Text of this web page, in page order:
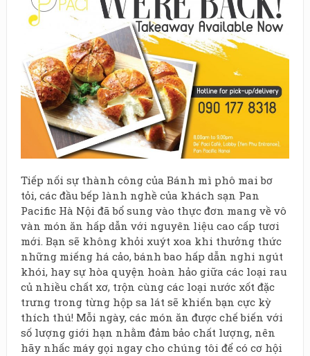
Tiếp nối sự thành công của Bánh mì phô mai bơ
tỏi, các đầu bếp lành nghề của khách sạn Pan
Pacific Hà Nội đã bổ sung vào thực đơn mang về vô
vàn món ăn hấp dẫn với nguyên liệu cao cấp tươi
mới. Bạn sẽ không khỏi xuýt xoa khi thưởng thức
những miếng há cảo, bánh bao hấp dẫn nghi ngút
khói, hay sự hòa quyện hoàn hảo giữa các loại rau
củ nhiều chất xơ, trộn cùng các loại nước xốt đặc
trưng trong từng hộp sa lát sẽ khiến bạn cực kỳ
thích thú! Mỗi ngày, các món ăn được chế biến với
số lượng giới hạn nhằm đảm bảo chất lượng, nên
hãy nhấc máy gọi ngay cho chúng tôi để có cơ hội